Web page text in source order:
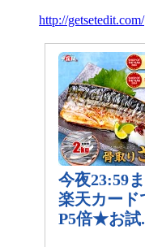
http://getsetedit.com/